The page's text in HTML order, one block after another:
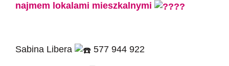
najmem lokalami mieszkalnymi
Sabina Libera 577 944 922